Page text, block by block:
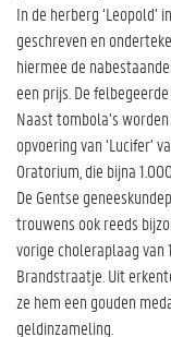
In de herberg
geschreven en
hiermee de
een prijs. De
Naast tombola’s
opvoering van ‘Lucifer’
Oratorium, die bijna
De Gentse
trouwens ook reeds
vorige choleraplaag van
Brandstraatje. Uit
ze hem een gouden
geldinzameling.